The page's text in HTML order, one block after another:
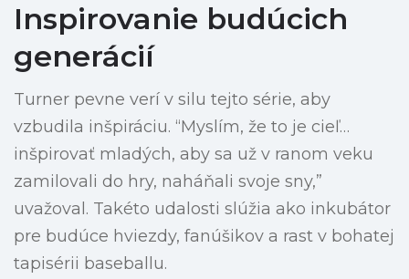
Inspirovanie budúcich
generácií
Turner pevne verí v silu tejto série, aby
vzbudila inšpiráciu. “Myslím, že to je cieľ…
inšpirovať mladých, aby sa už v ranom veku
zamilovali do hry, naháňali svoje sny,”
uvažoval. Takéto udalosti slúžia ako inkubátor
pre budúce hviezdy, fanúšikov a rast v bohatej
tapisérii baseballu.